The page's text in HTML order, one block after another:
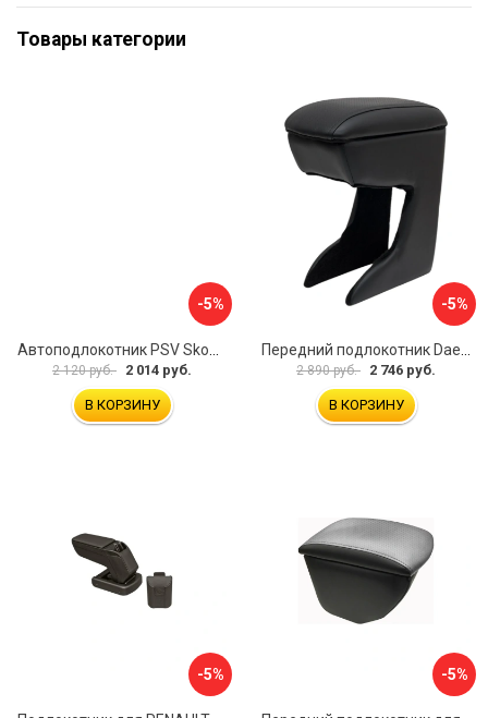
Товары категории
-5%
2 120 руб. 2 014 руб.
В КОРЗИНУ
-5%
2 890 руб. 2 746 руб.
В КОРЗИНУ
-5% -5%